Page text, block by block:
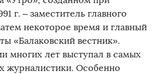
г. – заместитель главного
некоторое время и главный
«Балаковский вестник».
многих лет выступал в самых
журналистики. Особенно